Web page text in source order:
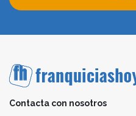
Contacta con nosotros